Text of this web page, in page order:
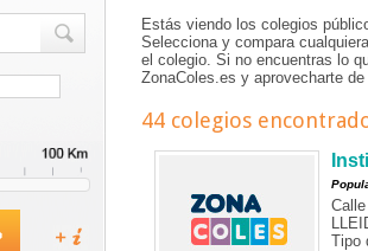
Estás viendo los colegios
Selecciona y compara
el colegio. Si no encuentras lo
ZonaColes.es y aprovecharte
44 colegios
Tipo